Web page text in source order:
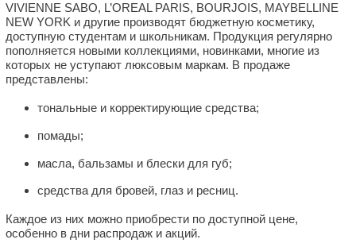
VIVIENNE SABO, L’OREAL PARIS, BOURJOIS, MAYBELLINE
NEW YORK и другие производят бюджетную косметику,
доступную студентам и школьникам. Продукция регулярно
пополняется новыми коллекциями, новинками, многие из
которых не уступают люксовым маркам. В продаже
представлены:
тональные и корректирующие средства;
помады;
масла, бальзамы и блески для губ;
средства для бровей, глаз и ресниц.
Каждое из них можно приобрести по доступной цене,
особенно в дни распродаж и акций.